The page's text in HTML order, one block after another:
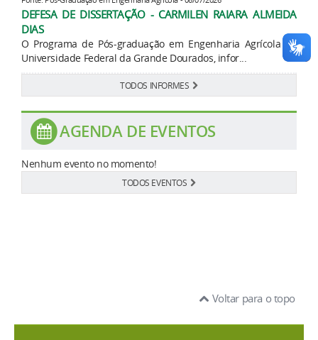
DEFESA DE DISSERTAÇÃO - CARMILEN RAIARA ALMEIDA
DIAS
O Programa de Pós-graduação em Engenharia Agrícola da
Universidade Federal da Grande Dourados, infor...
TODOS INFORMES
AGENDA DE EVENTOS
Nenhum evento no momento!
TODOS EVENTOS
Voltar para o topo